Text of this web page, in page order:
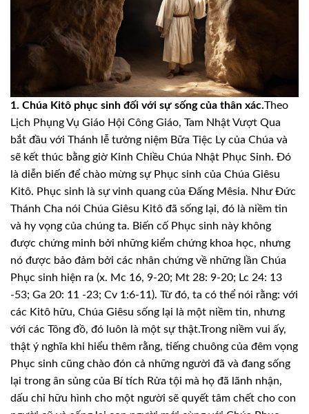
1. Chúa Kitô phục sinh đối với sự sống của thân xác.Theo
Lịch Phụng Vụ Giáo Hội Công Giáo, Tam Nhật Vượt Qua
bắt đầu với Thánh lễ tưởng niệm Bữa Tiệc Ly của Chúa và
sẽ kết thúc bằng giờ Kinh Chiều Chúa Nhật Phục Sinh. Đó
là diễn biến để chào mừng sự Phục sinh của Chúa Giêsu
Kitô. Phục sinh là sự vinh quang của Đấng Mêsia. Như Đức
Thánh Cha nói Chúa Giêsu Kitô đã sống lại, đó là niềm tin
và hy vọng của chúng ta. Biến cố Phục sinh này không
được chứng minh bởi những kiểm chứng khoa học, nhưng
nó được bảo đảm bởi các nhân chứng về những lần Chúa
Phục sinh hiện ra (x. Mc 16, 9-20; Mt 28: 9-20; Lc 24: 13
-53; Ga 20: 11 -23; Cv 1:6-11). Từ đó, ta có thể nói rằng: với
các Kitô hữu, Chúa Giêsu sống lại là một niềm tin, nhưng
với các Tông đồ, đó luôn là một sự thật.Trong niềm vui ấy,
thật ý nghĩa khi hiểu thêm rằng, tiếng chuông của đêm vọng
Phục sinh cũng chào đón cả những người đã và đang sống
lại trong ân sủng của Bí tích Rửa tội mà họ đã lãnh nhận,
dấu chỉ hữu hình cho một người sẽ quyết tâm chết cho con